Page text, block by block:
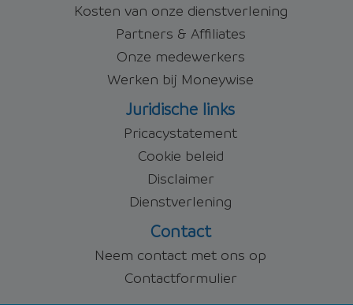
Kosten van onze dienstverlening
Partners & Affiliates
Onze medewerkers
Werken bij Moneywise
Juridische links
Pricacystatement
Cookie beleid
Disclaimer
Dienstverlening
Contact
Neem contact met ons op
Contactformulier